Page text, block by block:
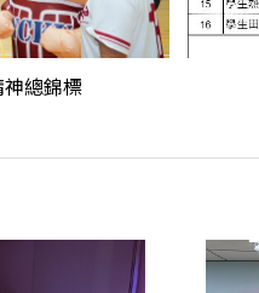
總錦標